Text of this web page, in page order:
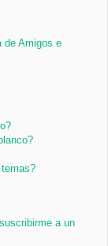
de Amigos e
a un